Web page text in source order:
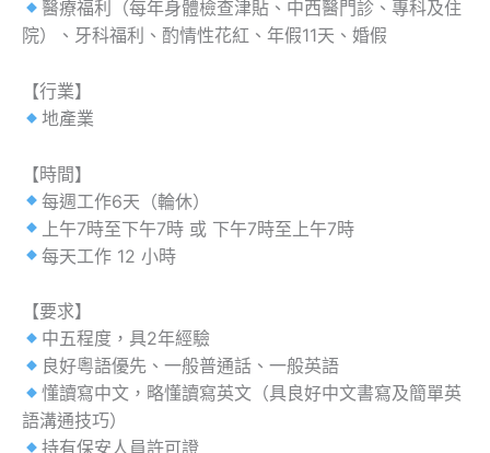
醫療福利（每年身體檢查津貼、中西醫門診、專科及住
院）、牙科福利、酌情性花紅、年假11天、婚假
【行業】
地產業
【時間】
每週工作6天（輪休）
上午7時至下午7時 或 下午7時至上午7時
每天工作 12 小時
【要求】
中五程度，具2年經驗
良好粵語優先、一般普通話、一般英語
懂讀寫中文，略懂讀寫英文（具良好中文書寫及簡單英
語溝通技巧）
持有保安人員許可證